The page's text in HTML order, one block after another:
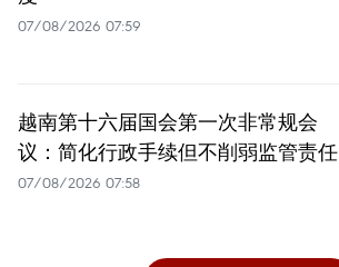
07/08/2026 07:59
越南第十六届国会第一次非常规会
议：简化行政手续但不削弱监管责任
07/08/2026 07:58